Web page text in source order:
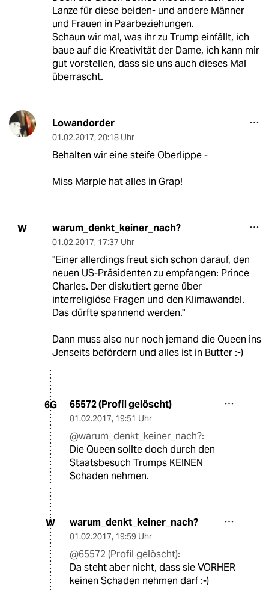
Lanze für diese beiden- und andere Männer
und Frauen in Paarbeziehungen.
Schaun wir mal, was ihr zu Trump einfällt, ich
baue auf die Kreativität der Dame, ich kann mir
gut vorstellen, dass sie uns auch dieses Mal
überrascht.
Lowandorder
01.02.2017, 20:18 Uhr
Behalten wir eine steife Oberlippe -
Miss Marple hat alles in Grap!
W warum_denkt_keiner_nach?
01.02.2017, 17:37 Uhr
"Einer allerdings freut sich schon darauf, den
neuen US-Präsidenten zu empfangen: Prince
Charles. Der diskutiert gerne über
interreligiöse Fragen und den Klimawandel.
Das dürfte spannend werden."
Dann muss also nur noch jemand die Queen ins
Jenseits befördern und alles ist in Butter :-)
6G 65572 (Profil gelöscht)
01.02.2017, 19:51 Uhr
@warum_denkt_keiner_nach?:
Die Queen sollte doch durch den
Staatsbesuch Trumps KEINEN
Schaden nehmen.
W warum_denkt_keiner_nach?
01.02.2017, 19:59 Uhr
@65572 (Profil gelöscht):
Da steht aber nicht, dass sie VORHER
keinen Schaden nehmen darf :-)